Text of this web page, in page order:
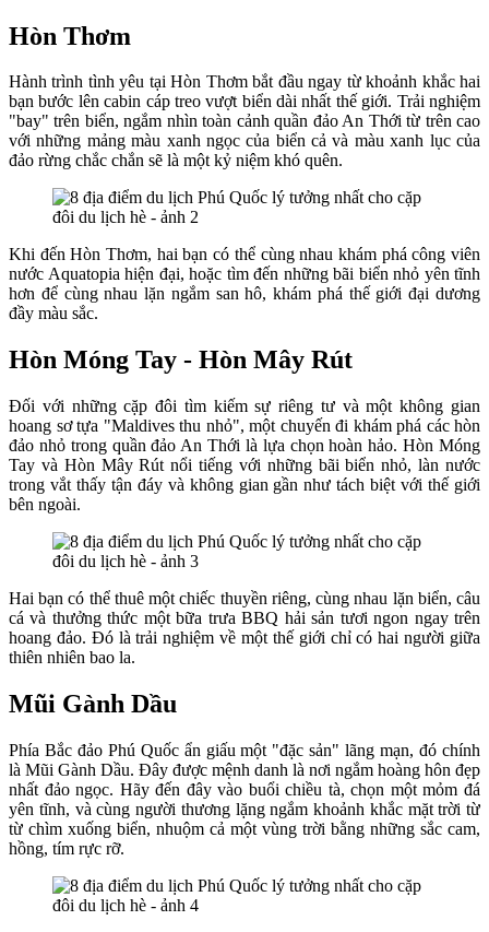
Hòn Thơm
Hành trình tình yêu tại Hòn Thơm bắt đầu ngay từ khoảnh khắc hai
bạn bước lên cabin cáp treo vượt biển dài nhất thế giới. Trải nghiệm
"bay" trên biển, ngắm nhìn toàn cảnh quần đảo An Thới từ trên cao
với những mảng màu xanh ngọc của biển cả và màu xanh lục của
đảo rừng chắc chắn sẽ là một kỷ niệm khó quên.
Khi đến Hòn Thơm, hai bạn có thể cùng nhau khám phá công viên
nước Aquatopia hiện đại, hoặc tìm đến những bãi biển nhỏ yên tĩnh
hơn để cùng nhau lặn ngắm san hô, khám phá thế giới đại dương
đầy màu sắc.
Hòn Móng Tay - Hòn Mây Rút
Đối với những cặp đôi tìm kiếm sự riêng tư và một không gian
hoang sơ tựa "Maldives thu nhỏ", một chuyến đi khám phá các hòn
đảo nhỏ trong quần đảo An Thới là lựa chọn hoàn hảo. Hòn Móng
Tay và Hòn Mây Rút nổi tiếng với những bãi biển nhỏ, làn nước
trong vắt thấy tận đáy và không gian gần như tách biệt với thế giới
bên ngoài.
Hai bạn có thể thuê một chiếc thuyền riêng, cùng nhau lặn biển, câu
cá và thưởng thức một bữa trưa BBQ hải sản tươi ngon ngay trên
hoang đảo. Đó là trải nghiệm về một thế giới chỉ có hai người giữa
thiên nhiên bao la.
Mũi Gành Dầu
Phía Bắc đảo Phú Quốc ẩn giấu một "đặc sản" lãng mạn, đó chính
là Mũi Gành Dầu. Đây được mệnh danh là nơi ngắm hoàng hôn đẹp
nhất đảo ngọc. Hãy đến đây vào buổi chiều tà, chọn một mỏm đá
yên tĩnh, và cùng người thương lặng ngắm khoảnh khắc mặt trời từ
từ chìm xuống biển, nhuộm cả một vùng trời bằng những sắc cam,
hồng, tím rực rỡ.